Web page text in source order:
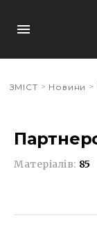
ЗМІСТ > Новини >
Матеріалів: 85